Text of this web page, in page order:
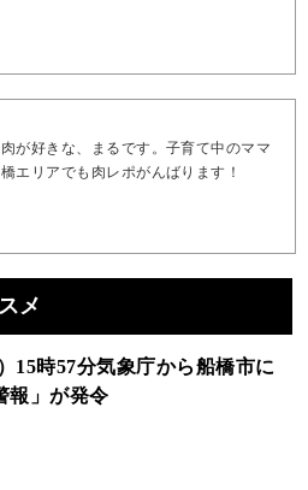
が好きな、まるです。子育て中のママ
エリアでも肉レポがんばります！
メ
15時57分気象庁から船橋市に
報」が発令